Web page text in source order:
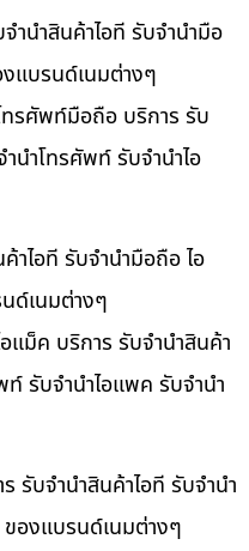
ำนำสินค้าไอที รับจำนำมือ
แบรนด์เนมต่างๆ
รศัพท์มือถือ บริการ รับ
นำโทรศัพท์ รับจำนำไอ
าไอที รับจำนำมือถือ ไอ
ด์เนมต่างๆ
แม็ค บริการ รับจำนำสินค้า
รับจำนำไอแพค รับจำนำ
รับจำนำสินค้าไอที รับจำนำ
องแบรนด์เนมต่างๆ